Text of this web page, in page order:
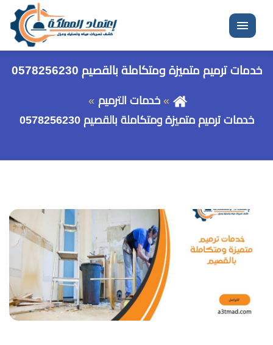
القائمة
خدمات ترميم متميزة ومتكاملة بالقصيم 0578256230
خدمات الترميم
خدمات ترميم متميزة ومتكاملة بالقصيم 0578256230